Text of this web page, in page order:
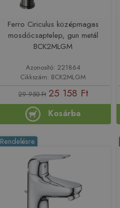
Ferro Ciriculus középmagas
mosdócsaptelep, gun metál
BCK2MLGM
Azonosító: 221864
Cikkszám: BCK2MLGM
29 950 Ft 25 158 Ft
Kosárba
Rendelésre